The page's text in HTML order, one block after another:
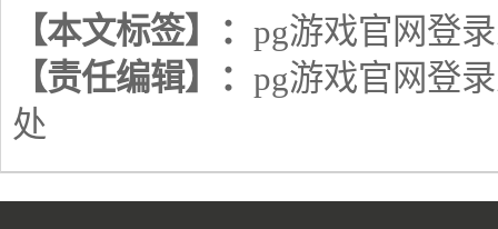
【本文标签】： pg游戏官网登
【责任编辑】： pg游戏官网登
处